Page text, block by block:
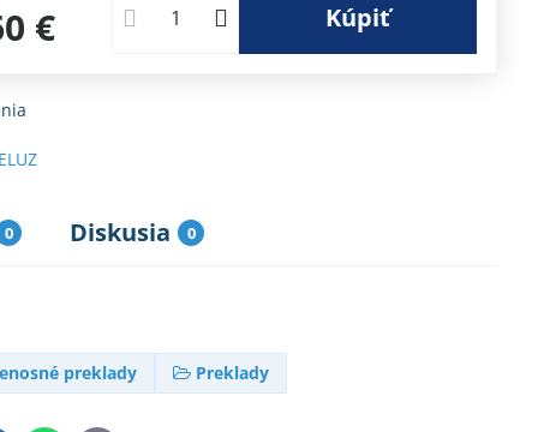
€ Kúpiť
0 Diskusia 0
preklady Preklady